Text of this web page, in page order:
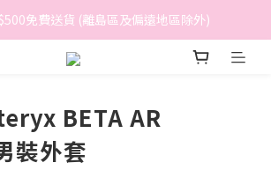
免費送貨 (離島區及偏遠地區除外)
免費送貨 (離島區及偏遠地區除外)
會員享有額外折扣及積分優惠
BETA AR
裝外套